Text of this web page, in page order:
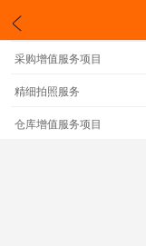
采购增值服务项目
精细拍照服务
仓库增值服务项目